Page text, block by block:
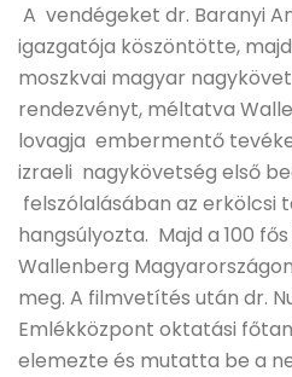
A vendégeket dr. Baranyi
igazgatója köszöntötte,
moszkvai magyar
rendezvényt, méltatva
lovagja embermentő
izraeli nagykövetség első
felszólalásában az erkölcsi
hangsúlyozta. Majd a 100
Wallenberg
meg. A filmvetítés után dr.
Emlékközpont oktatási
elemezte és mutatta be a